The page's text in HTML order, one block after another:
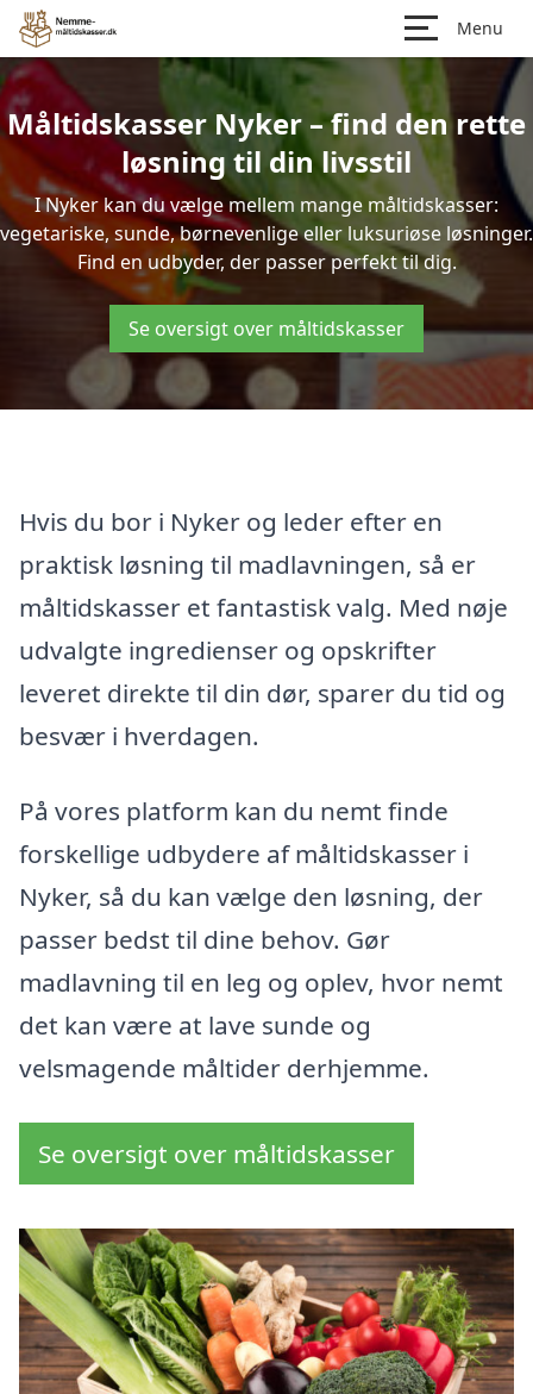
Menu
Måltidskasser Nyker – find den rette
løsning til din livsstil
I Nyker kan du vælge mellem mange måltidskasser:
vegetariske, sunde, børnevenlige eller luksuriøse løsninger.
Find en udbyder, der passer perfekt til dig.
Se oversigt over måltidskasser
Hvis du bor i Nyker og leder efter en
praktisk løsning til madlavningen, så er
måltidskasser et fantastisk valg. Med nøje
udvalgte ingredienser og opskrifter
leveret direkte til din dør, sparer du tid og
besvær i hverdagen.
På vores platform kan du nemt finde
forskellige udbydere af måltidskasser i
Nyker, så du kan vælge den løsning, der
passer bedst til dine behov. Gør
madlavning til en leg og oplev, hvor nemt
det kan være at lave sunde og
velsmagende måltider derhjemme.
Se oversigt over måltidskasser